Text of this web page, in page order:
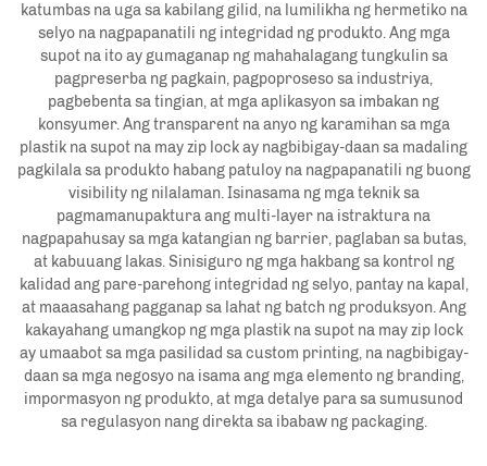
katumbas na uga sa kabilang gilid, na lumilikha ng hermetiko na
selyo na nagpapanatili ng integridad ng produkto. Ang mga
supot na ito ay gumaganap ng mahahalagang tungkulin sa
pagpreserba ng pagkain, pagpoproseso sa industriya,
pagbebenta sa tingian, at mga aplikasyon sa imbakan ng
konsyumer. Ang transparent na anyo ng karamihan sa mga
plastik na supot na may zip lock ay nagbibigay-daan sa madaling
pagkilala sa produkto habang patuloy na nagpapanatili ng buong
visibility ng nilalaman. Isinasama ng mga teknik sa
pagmamanupaktura ang multi-layer na istraktura na
nagpapahusay sa mga katangian ng barrier, paglaban sa butas,
at kabuuang lakas. Sinisiguro ng mga hakbang sa kontrol ng
kalidad ang pare-parehong integridad ng selyo, pantay na kapal,
at maaasahang pagganap sa lahat ng batch ng produksyon. Ang
kakayahang umangkop ng mga plastik na supot na may zip lock
ay umaabot sa mga pasilidad sa custom printing, na nagbibigay-
daan sa mga negosyo na isama ang mga elemento ng branding,
impormasyon ng produkto, at mga detalye para sa sumusunod
sa regulasyon nang direkta sa ibabaw ng packaging.